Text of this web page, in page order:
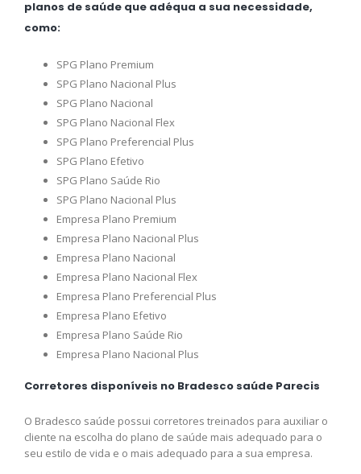
planos de saúde que adéqua a sua necessidade,
como:
SPG Plano Premium
SPG Plano Nacional Plus
SPG Plano Nacional
SPG Plano Nacional Flex
SPG Plano Preferencial Plus
SPG Plano Efetivo
SPG Plano Saúde Rio
SPG Plano Nacional Plus
Empresa Plano Premium
Empresa Plano Nacional Plus
Empresa Plano Nacional
Empresa Plano Nacional Flex
Empresa Plano Preferencial Plus
Empresa Plano Efetivo
Empresa Plano Saúde Rio
Empresa Plano Nacional Plus
Corretores disponíveis no Bradesco saúde Parecis
O Bradesco saúde possui corretores treinados para auxiliar o
cliente na escolha do plano de saúde mais adequado para o
seu estilo de vida e o mais adequado para a sua empresa.